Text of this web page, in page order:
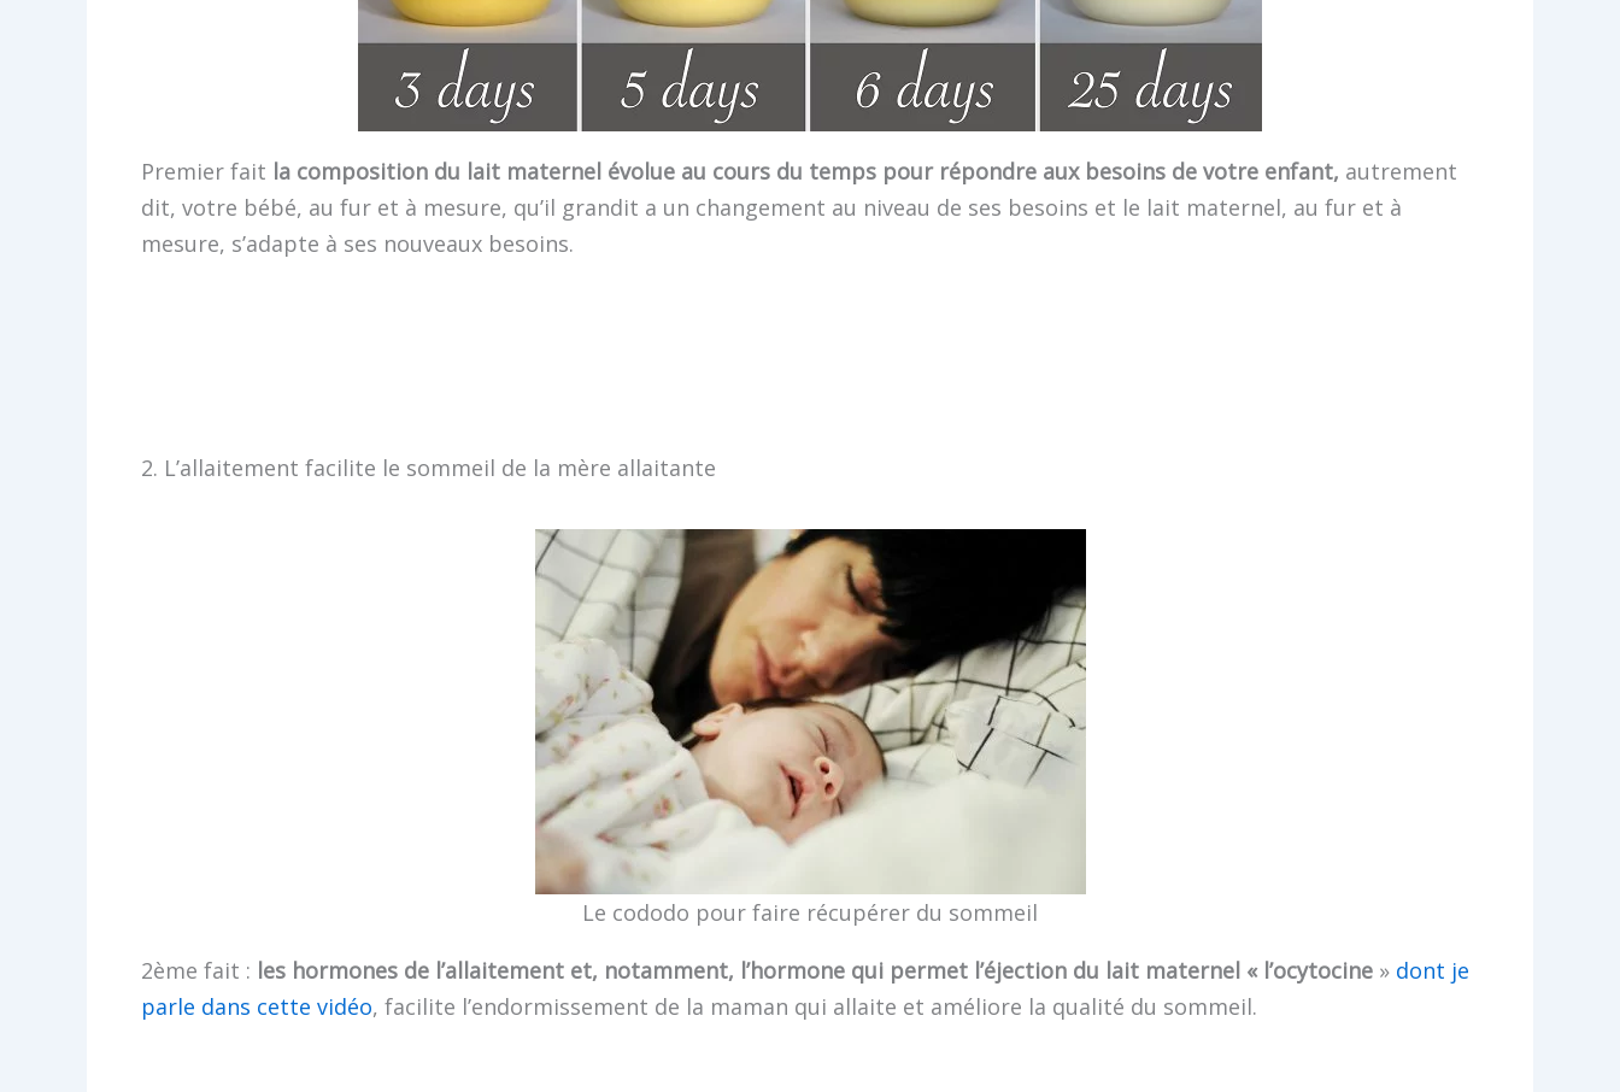
Premier fait la composition du lait maternel évolue au cours du temps pour répondre aux besoins de votre enfant, autrement
dit, votre bébé, au fur et à mesure, qu’il grandit a un changement au niveau de ses besoins et le lait maternel, au fur et à
mesure, s’adapte à ses nouveaux besoins.
2. L’allaitement facilite le sommeil de la mère allaitante
Le cododo pour faire récupérer du sommeil
2ème fait : les hormones de l’allaitement et, notamment, l’hormone qui permet l’éjection du lait maternel « l’ocytocine » dont je
parle dans cette vidéo, facilite l’endormissement de la maman qui allaite et améliore la qualité du sommeil.